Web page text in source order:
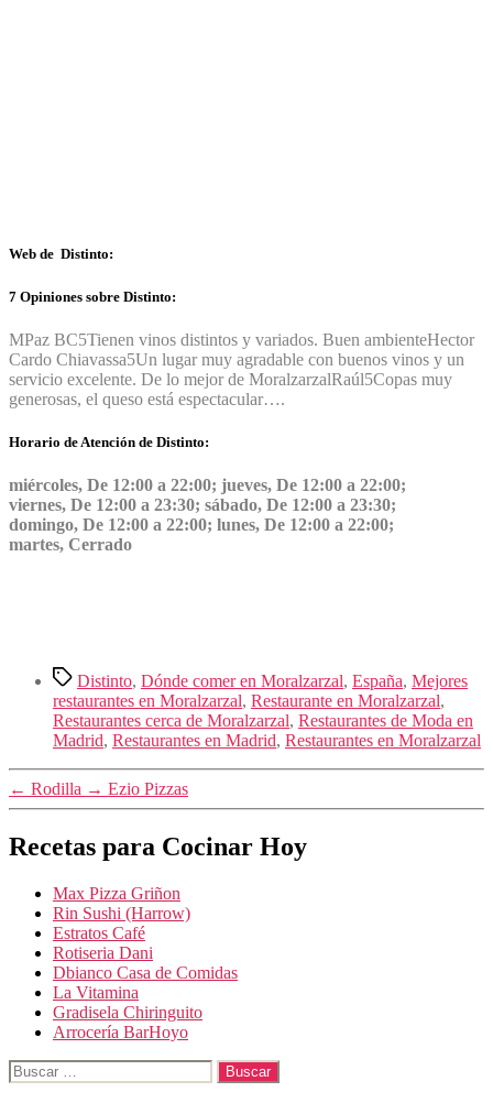
Web de Distinto:
7 Opiniones sobre Distinto:
MPaz BC5Tienen vinos distintos y variados. Buen ambienteHector
Cardo Chiavassa5Un lugar muy agradable con buenos vinos y un
servicio excelente. De lo mejor de MoralzarzalRaúl5Copas muy
generosas, el queso está espectacular….
Horario de Atención de Distinto:
miércoles, De 12:00 a 22:00; jueves, De 12:00 a 22:00;
viernes, De 12:00 a 23:30; sábado, De 12:00 a 23:30;
domingo, De 12:00 a 22:00; lunes, De 12:00 a 22:00;
martes, Cerrado
Etiquetas
Distinto, Dónde comer en Moralzarzal, España, Mejores
restaurantes en Moralzarzal, Restaurante en Moralzarzal,
Restaurantes cerca de Moralzarzal, Restaurantes de Moda en
Madrid, Restaurantes en Madrid, Restaurantes en Moralzarzal
← Rodilla → Ezio Pizzas
Recetas para Cocinar Hoy
Max Pizza Griñon
Rin Sushi (Harrow)
Estratos Café
Rotiseria Dani
Dbianco Casa de Comidas
La Vitamina
Gradisela Chiringuito
Arrocería BarHoyo
Buscar: